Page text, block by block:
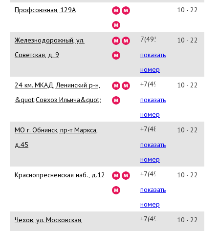
Профсоюзная, 129А 10 - 22
Железнодорожный, ул.
Советская, д. 9
7(495)
961-
20-
83
показать
номер
10 - 22
24 км. МКАД, Ленинский р-н,
&quot;Совхоз Ильича&quot;
+7(495)
926-
59-
33
показать
номер
10 - 22
MO г. Обнинск, пр-т Маркса,
д.45
+7(48458)
3-
81-
77
показать
номер
10 - 22
Краснопресненская наб., д.12
+7(495)
363-
16-
99
показать
номер
10 - 22
Чехов, ул. Московская,
+7(496)
10 - 22